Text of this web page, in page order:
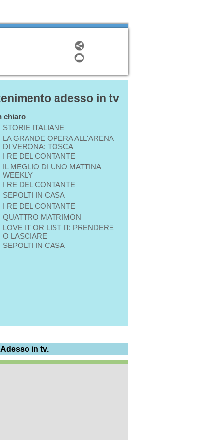
adesso in tv
chiaro
STORIE ITALIANE
LA GRANDE OPERA ALL'ARENA
DI VERONA: TOSCA
I RE DEL CONTANTE
IL MEGLIO DI UNO MATTINA
WEEKLY
I RE DEL CONTANTE
SEPOLTI IN CASA
I RE DEL CONTANTE
QUATTRO MATRIMONI
LOVE IT OR LIST IT: PRENDERE
O LASCIARE
SEPOLTI IN CASA
in tv.